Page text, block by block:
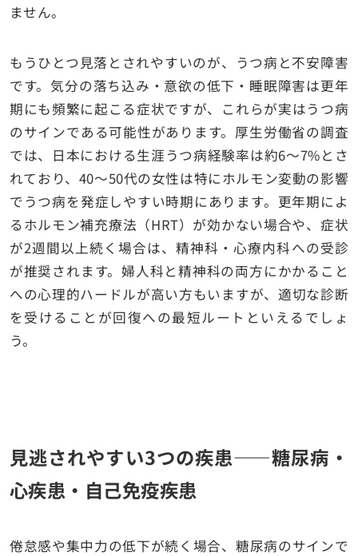
ません。
もうひとつ見落とされやすいのが、うつ病と不安障害
です。気分の落ち込み・意欲の低下・睡眠障害は更年
期にも頻繁に起こる症状ですが、これらが実はうつ病
のサインである可能性があります。厚生労働省の調査
では、日本における生涯うつ病経験率は約6〜7%とさ
れており、40〜50代の女性は特にホルモン変動の影響
でうつ病を発症しやすい時期にあります。更年期によ
るホルモン補充療法（HRT）が効かない場合や、症状
が2週間以上続く場合は、精神科・心療内科への受診
が推奨されます。婦人科と精神科の両方にかかること
への心理的ハードルが高い方もいますが、適切な診断
を受けることが回復への最短ルートといえるでしょ
う。
見逃されやすい3つの疾患——糖尿病・
心疾患・自己免疫疾患
倦怠感や集中力の低下が続く場合、糖尿病のサインで